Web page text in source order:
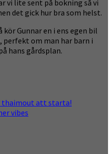
vi lite sent på bokning så vi
det gick hur bra som helst.
Gunnar en i ens egen bil
perfekt om man har barn i
hans gårdsplan.
thaimout att starta!
vibes